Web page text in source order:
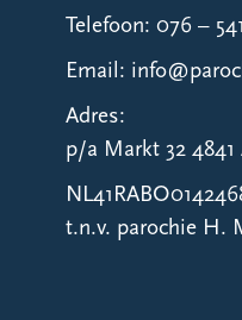
Telefoon: 076 –
Email:
Adres:
p/a Markt 32 4841
t.n.v. parochie H.